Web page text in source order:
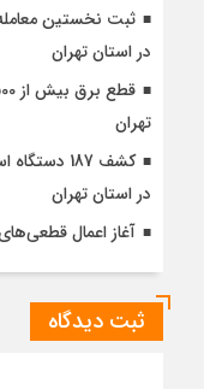
ثبت نخستین
در استان تهران
تهران
کشف 187
در استان تهران
آغاز اعمال
ثبت دیدگاه